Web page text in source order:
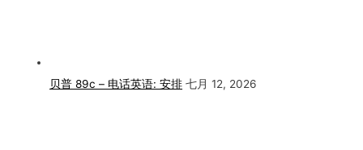
贝普 89c – 电话英语: 安排 七月 12, 2026